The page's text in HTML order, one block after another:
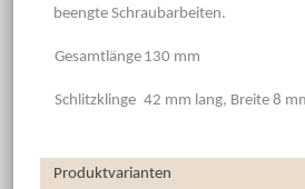
beengte Schraubarbeiten.
Gesamtlänge 130 mm
Schlitzklinge 42 mm lang, Breite 8
Produktvarianten